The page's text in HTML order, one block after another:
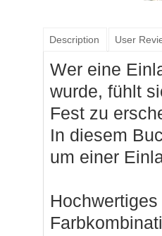
Description User
Wer eine
wurde, fühlt
Fest zu
In diesem
um einer